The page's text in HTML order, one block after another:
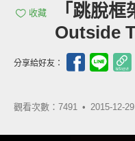
收藏
「跳脫
Outside
分享給好友：
觀看次數：7491 • 2015-12-29